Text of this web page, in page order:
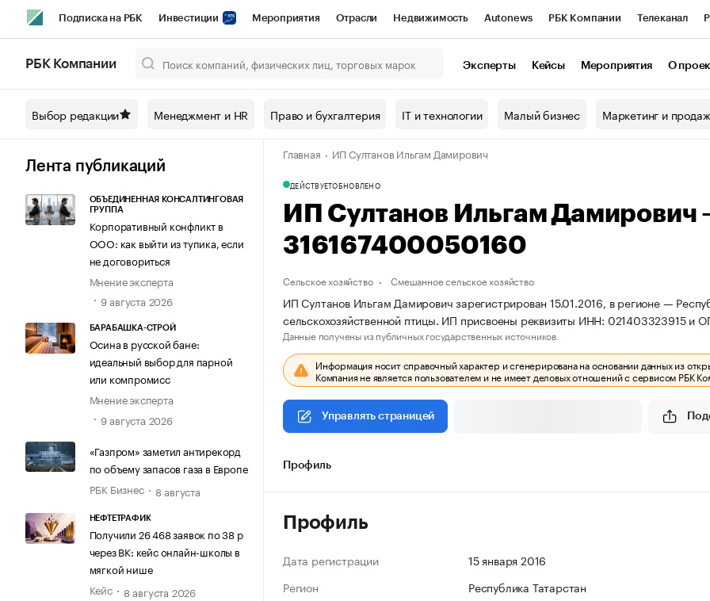
Подписка на РБК Инвестиции Мероприятия Отрасли Недвижимость Autonews РБК Компании Телеканал
Спецпроекты СПб Конференции СПб Спецпроекты Проверка контрагентов
Технологии и медиа Рынок наличной валюты
РБК Компании Эксперты Кейсы Мероприятия О
Выбор редакции Менеджмент и HR Право и бухгалтерия IT и технологии Малый бизнес Маркетинг и
Лента публикаций
ОБЪЕДИНЕННАЯ КОНСАЛТИНГОВАЯ
ГРУППА
Корпоративный конфликт в
ООО: как выйти из тупика, если
не договориться
Мнение эксперта
9 августа 2026
БАРАБАШКА-СТРОЙ
Осина в русской бане:
идеальный выбор для парной
или компромисс
Мнение эксперта
9 августа 2026
«Газпром» заметил антирекорд
по объему запасов газа в Европе
РБК Бизнес
8 августа
НЕФТЕТРАФИК
Получили 26 468 заявок по 38 р
через ВК: кейс онлайн-школы в
мягкой нише
Кейс
8 августа 2026
Главная ИП Султанов Ильгам Дамирович
ДЕЙСТВУЕТОБНОВЛЕНО
ИП Султанов Ильгам
316167400050160
Сельское хозяйство Смешанное сельское хозяйство
ИП Султанов Ильгам Дамирович зарегистрирован 15.01.2016, в регионе —
сельскохозяйственной птицы. ИП присвоены реквизиты ИНН: 021403323915 и
Данные получены из публичных государственных источников.
Информация носит справочный характер и сгенерирована на основании данных из
Компания не является пользователем и не имеет деловых отношений с сервисом РБК
Управлять страницей
Профиль
Профиль
Дата регистрации
15 января 2016
Регион
Республика Татарстан